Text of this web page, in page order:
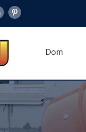
Dom